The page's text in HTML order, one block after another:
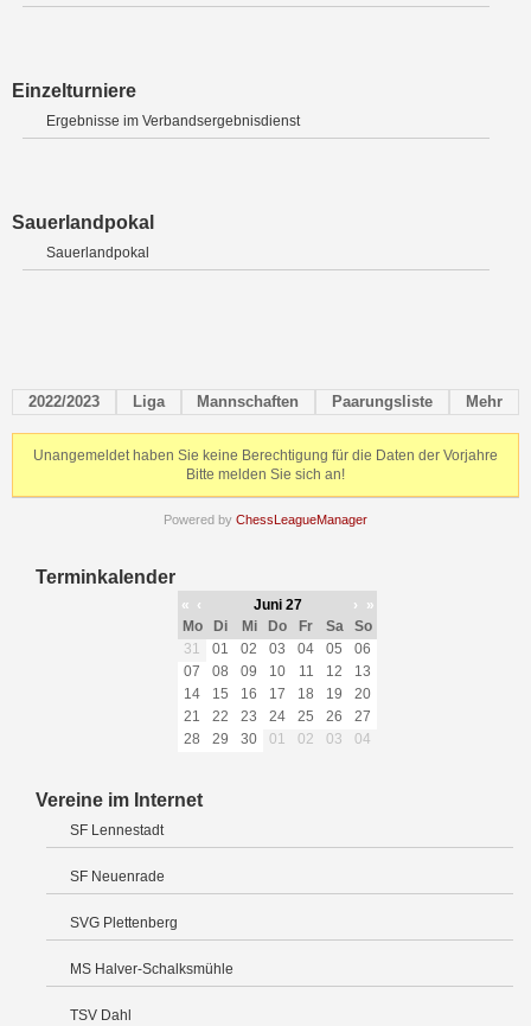
Einzelturniere
Ergebnisse im Verbandsergebnisdienst
Sauerlandpokal
Sauerlandpokal
2022/2023 Liga Mannschaften Paarungsliste Mehr
Unangemeldet haben Sie keine Berechtigung für die Daten der Vorjahre
Bitte melden Sie sich an!
Powered by ChessLeagueManager
Terminkalender
« ‹ Juni 27 ›
»
Mo
Di Mi Do Fr Sa
So
31
01 02 03 04 05
06
07
08 09 10 11 12
13
14
15 16 17 18 19
20
21
22 23 24 25 26
27
28
29 30 01 02 03 04
Vereine im Internet
SF Lennestadt
SF Neuenrade
SVG Plettenberg
MS Halver-Schalksmühle
TSV Dahl